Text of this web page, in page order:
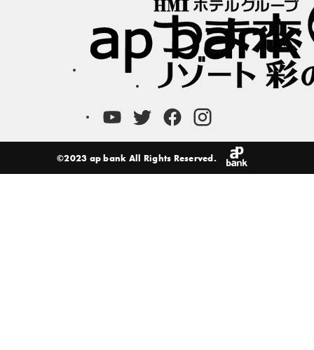
©2023 ap bank All Rights Reserved.